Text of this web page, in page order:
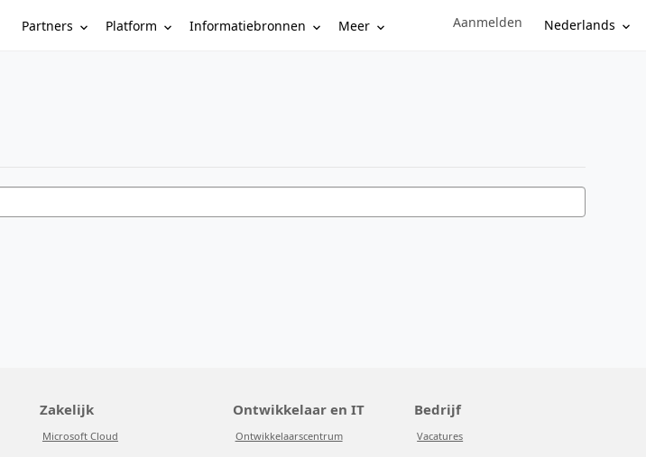
Partners Platform Informatiebronnen Meer Sign in to your account
Aanmelden Nederlands
Zakelijk
Microsoft Cloud
Ontwikkelaar en IT
Ontwikkelaarscentrum
Bedrijf
Vacatures